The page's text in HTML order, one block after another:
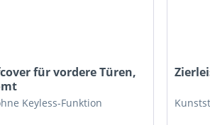
für vordere Türen,
Keyless-Funktion